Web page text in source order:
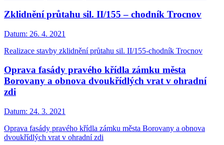
Zklidnění průtahu sil. II/155 – chodník Trocnov
Datum: 26. 4. 2021
Realizace stavby zklidnění průtahu sil. II/155-chodník Trocnov
Oprava fasády pravého křídla zámku města
Borovany a obnova dvoukřídlých vrat v ohradní
zdi
Datum: 24. 3. 2021
Oprava fasády pravého křídla zámku města Borovany a obnova
dvoukřídlých vrat v ohradní zdi